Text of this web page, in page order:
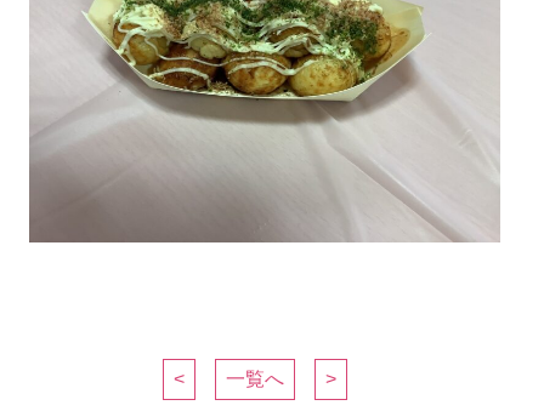
< 一覧へ >